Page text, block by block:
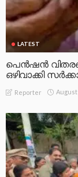
LATEST
പെൻഷൻ
ഒഴിവാക്കി
Reporter August